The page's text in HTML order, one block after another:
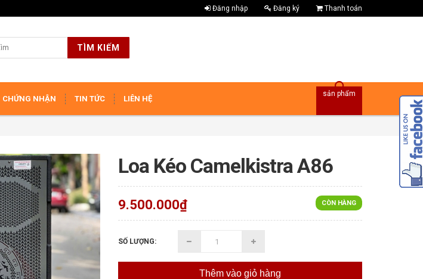
Đăng nhập Đăng ký Thanh toán
TÌM KIẾM
CHỨNG NHẬN TIN TỨC LIÊN HỆ
sản phẩm
Loa Kéo Camelkistra A86
CÒN HÀNG
9.500.000₫
SỐ LƯỢNG:
Thêm vào giỏ hàng